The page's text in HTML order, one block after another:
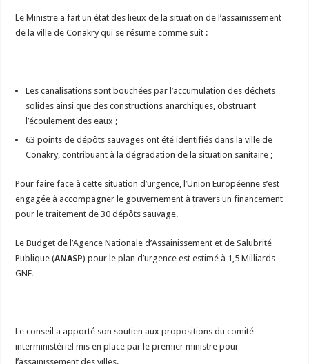
Le Ministre a fait un état des lieux de la situation de l’assainissement
de la ville de Conakry qui se résume comme suit :
Les canalisations sont bouchées par l’accumulation des déchets
solides ainsi que des constructions anarchiques, obstruant
l’écoulement des eaux ;
63 points de dépôts sauvages ont été identifiés dans la ville de
Conakry, contribuant à la dégradation de la situation sanitaire ;
Pour faire face à cette situation d’urgence, l’Union Européenne s’est
engagée à accompagner le gouvernement à travers un financement
pour le traitement de 30 dépôts sauvage.
Le Budget de l’Agence Nationale d’Assainissement et de Salubrité
Publique (ANASP) pour le plan d’urgence est estimé à 1,5 Milliards
GNF.
Le conseil a apporté son soutien aux propositions du comité
interministériel mis en place par le premier ministre pour
l’assainissement des villes.